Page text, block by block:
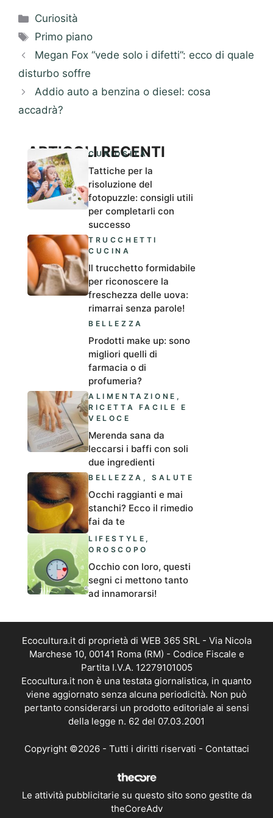
Categorie
Curiosità
Tag
Primo piano
Megan Fox “vede solo i difetti”: ecco di quale
disturbo soffre
Addio auto a benzina o diesel: cosa
accadrà?
ARTICOLI RECENTI
CURIOSITÀ
Tattiche per la
risoluzione del
fotopuzzle: consigli utili
per completarli con
successo
TRUCCHETTI
CUCINA
Il trucchetto formidabile
per riconoscere la
freschezza delle uova:
rimarrai senza parole!
BELLEZZA
Prodotti make up: sono
migliori quelli di
farmacia o di
profumeria?
ALIMENTAZIONE ,
RICETTA FACILE E
VELOCE
Merenda sana da
leccarsi i baffi con soli
due ingredienti
BELLEZZA ,SALUTE
Occhi raggianti e mai
stanchi? Ecco il rimedio
fai da te
LIFESTYLE ,
OROSCOPO
Occhio con loro, questi
segni ci mettono tanto
ad innamorarsi!
Ecocultura.it di proprietà di WEB 365 SRL - Via Nicola
Marchese 10, 00141 Roma (RM) - Codice Fiscale e
Partita I.V.A. 12279101005
Ecocultura.it non è una testata giornalistica, in quanto
viene aggiornato senza alcuna periodicità. Non può
pertanto considerarsi un prodotto editoriale ai sensi
della legge n. 62 del 07.03.2001
Copyright ©2026 - Tutti i diritti riservati - Contattaci
Le attività pubblicitarie su questo sito sono gestite da
theCoreAdv